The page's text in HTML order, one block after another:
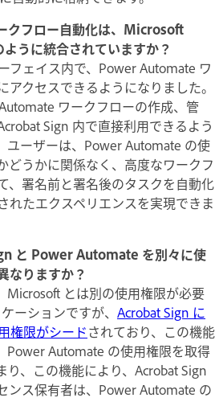
クフロー自動化は、Microsoft
うに統合されていますか？
フェイス内で、Power Automate ワ
クセスできるようになりました。
ワークフローの作成、管
Sign 内で直接利用できるよう
ユーザーは、Power Automate の使
どうかに関係なく、高度なワークフ
、署名前と署名後のタスクを自動化
れたエクスペリエンスを実現できま
と Power Automate を別々に使
なりますか？
Microsoft とは別の使用権限が必要
ーションですが、 Acrobat Sign に
権限がシードされており、この機能
Power Automate の使用権限を取得
り、この機能により、Acrobat Sign
ンス保有者は、Power Automate の